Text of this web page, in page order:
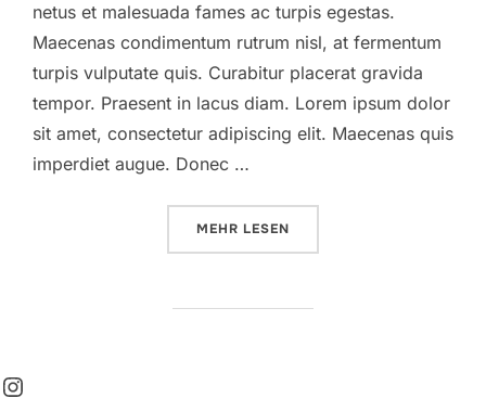
netus et malesuada fames ac turpis egestas.
Maecenas condimentum rutrum nisl, at fermentum
turpis vulputate quis. Curabitur placerat gravida
tempor. Praesent in lacus diam. Lorem ipsum dolor
sit amet, consectetur adipiscing elit. Maecenas quis
imperdiet augue. Donec …
MEHR ÜBER „DESERT ROAD“
LESEN
Instagram